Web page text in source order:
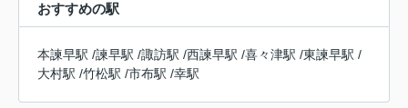
おすすめの駅
本諫早駅 /諫早駅 /諏訪駅 /西諫早駅 /喜々津駅 /東諫早駅 /
大村駅 /竹松駅 /市布駅 /幸駅